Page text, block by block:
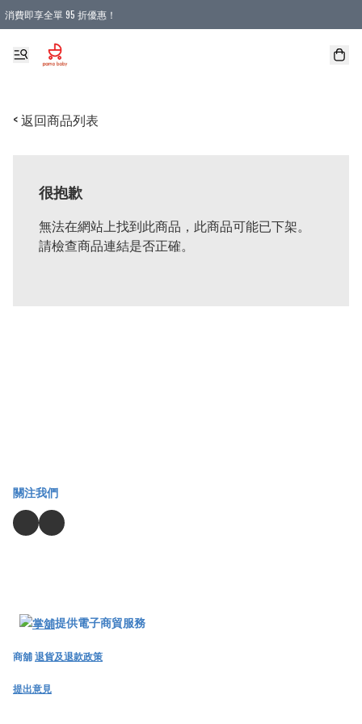
消費即享全單 95 折優惠！
購物滿 HKD 900.00即享免運費優惠！（適用於 本地送貨、本地取貨 )
< 返回商品列表
很抱歉
無法在網站上找到此商品，此商品可能已下架。
請檢查商品連結是否正確。
關注我們
提供電子商貿服務
商舖退貨及退款政策
提出意見